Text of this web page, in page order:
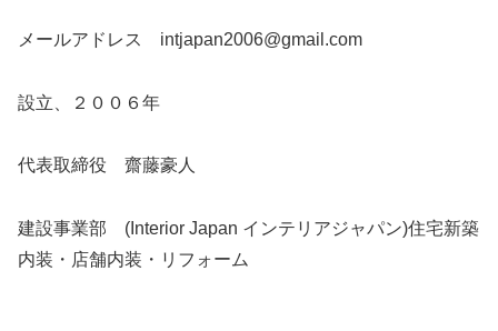
メールアドレス intjapan2006@gmail.com
設立、２００６年
代表取締役 齋藤豪人
建設事業部 (Interior Japan インテリアジャパン)住宅新築
内装・店舗内装・リフォーム